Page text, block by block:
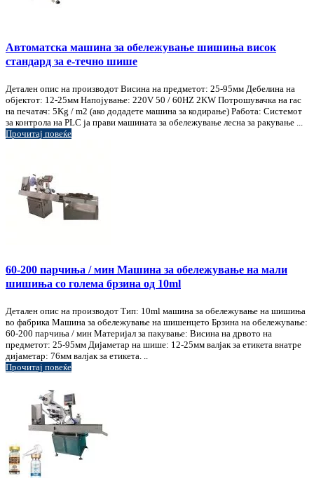
Автоматска машина за обележување шишиња висок
стандард за е-течно шише
Детален опис на производот Висина на предметот: 25-95мм Дебелина на
објектот: 12-25мм Напојување: 220V 50 / 60HZ 2KW Потрошувачка на гас
на печатач: 5Kg / m2 (ако додадете машина за кодирање) Работа: Системот
за контрола на PLC ја прави машината за обележување лесна за ракување ...
Прочитај повеќе
60-200 парчиња / мин Машина за обележување на мали
шишиња со голема брзина од 10ml
Детален опис на производот Тип: 10ml машина за обележување на шишиња
во фабрика Машина за обележување на шишенцето Брзина на обележување:
60-200 парчиња / мин Материјал за пакување: Висина на дрвото на
предметот: 25-95мм Дијаметар на шише: 12-25мм валјак за етикета внатре
дијаметар: 76мм валјак за етикета. ..
Прочитај повеќе